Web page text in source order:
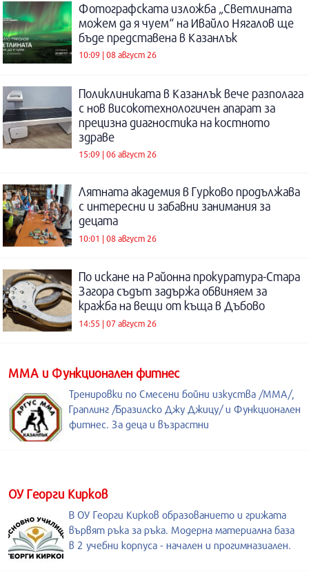
Фотографската изложба „Светлината
можем да я чуем“ на Ивайло Нягалов ще
бъде представена в Казанлък
10:09 | 08 август 26
Поликлиниката в Казанлък вече разполага
с нов високотехнологичен апарат за
прецизна диагностика на костното
здраве
15:09 | 06 август 26
Лятната академия в Гурково продължава
с интересни и забавни занимания за
децата
10:01 | 08 август 26
По искане на Районна прокуратура-Стара
Загора съдът задържа обвиняем за
кражба на вещи от къща в Дъбово
14:55 | 07 август 26
ММА и Функционален фитнес
Тренировки по Смесени бойни изкуства /MMA/,
Граплинг /Бразилско Джу Джицу/ и Функционален
фитнес. За деца и възрастни
ОУ Георги Кирков
В ОУ Георги Кирков образованието и грижата
вървят ръка за ръка. Модерна материална база
в 2 учебни корпуса - начален и прогимназиален.